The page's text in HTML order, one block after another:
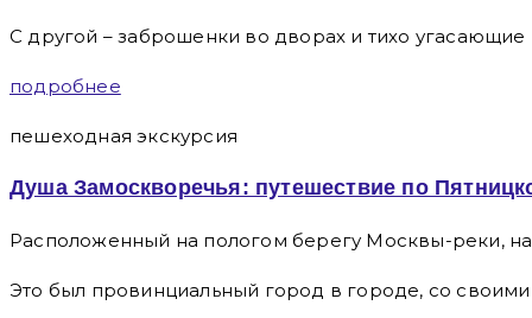
С другой – заброшенки во дворах и тихо
подробнее
пешеходная экскурсия
Душа Замоскворечья: путешествие по
Расположенный на пологом берегу Москвы-реки,
Это был провинциальный город в городе, со